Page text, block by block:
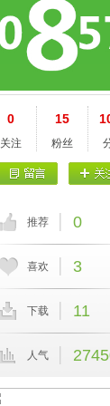
0
关注
15
粉丝
推荐 0
喜欢 3
下载 11
人气